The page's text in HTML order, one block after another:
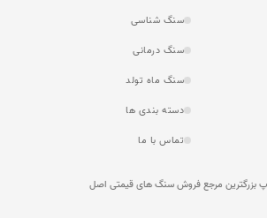
سنگ شناسی
سنگ درمانی
سنگ ماه تولد
دسته بندی ها
تماس با ما
بزرگترین مرجع فروش سنگ های قیمتی اصل